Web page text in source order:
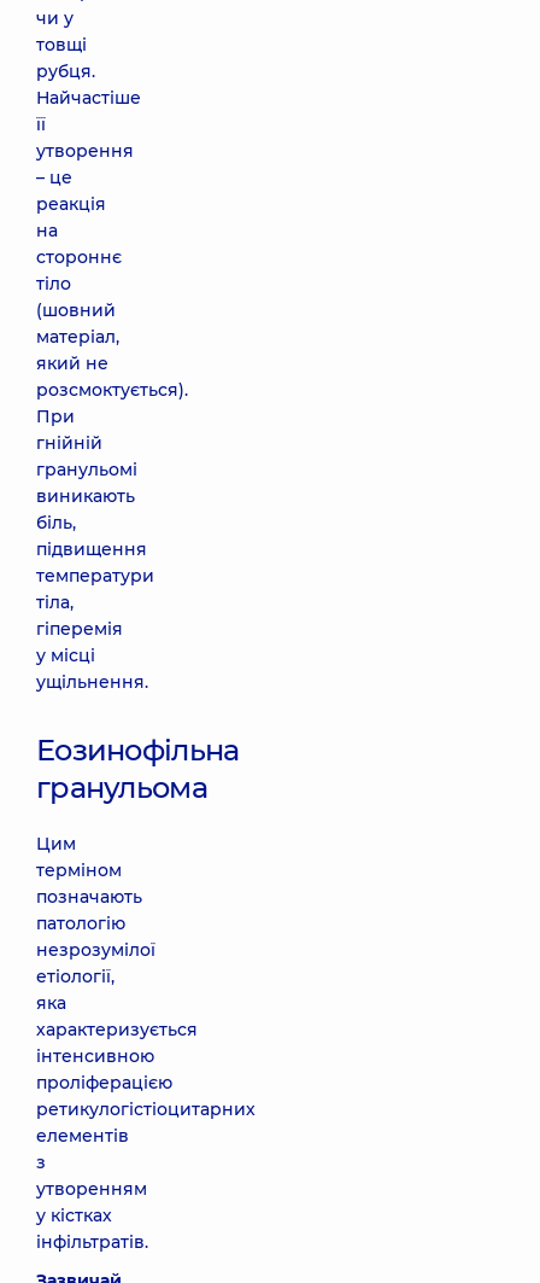
чи у
товщі
рубця.
Найчастіше
її
утворення
– це
реакція
на
стороннє
тіло
(шовний
матеріал,
який не
розсмоктується).
При
гнійній
гранульомі
виникають
біль,
підвищення
температури
тіла,
гіперемія
у місці
ущільнення.
Еозинофільна
гранульома
Цим
терміном
позначають
патологію
незрозумілої
етіології,
яка
характеризується
інтенсивною
проліферацією
ретикулогістіоцитарних
елементів
з
утворенням
у кістках
інфільтратів.